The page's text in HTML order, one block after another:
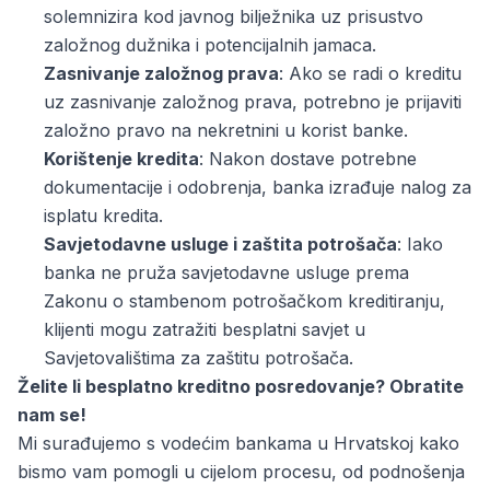
solemnizira kod javnog bilježnika uz prisustvo
založnog dužnika i potencijalnih jamaca.
Zasnivanje založnog prava: Ako se radi o kreditu
uz zasnivanje založnog prava, potrebno je prijaviti
založno pravo na nekretnini u korist banke.
Korištenje kredita: Nakon dostave potrebne
dokumentacije i odobrenja, banka izrađuje nalog za
isplatu kredita.
Savjetodavne usluge i zaštita potrošača: Iako
banka ne pruža savjetodavne usluge prema
Zakonu o stambenom potrošačkom kreditiranju,
klijenti mogu zatražiti besplatni savjet u
Savjetovalištima za zaštitu potrošača.
Želite li besplatno kreditno posredovanje? Obratite
nam se!
Mi surađujemo s vodećim bankama u Hrvatskoj kako
bismo vam pomogli u cijelom procesu, od podnošenja